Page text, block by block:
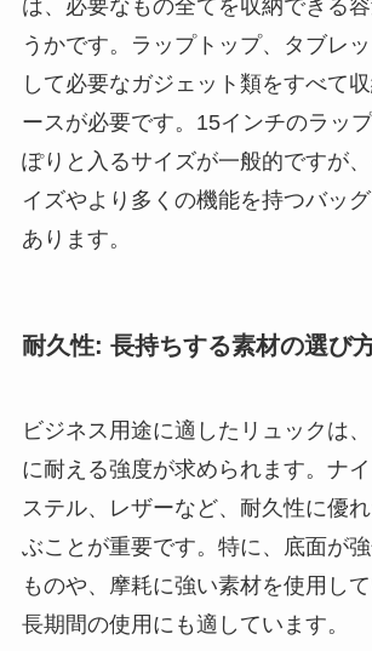
は、必要なもの全てを収納できる
うかです。ラップトップ、タブレ
して必要なガジェット類をすべて
ースが必要です。15インチのラッ
ぽりと入るサイズが一般的ですが
イズやより多くの機能を持つバッ
あります。
耐久性: 長持ちする素材の選び
ビジネス用途に適したリュックは
に耐える強度が求められます。ナ
ステル、レザーなど、耐久性に優
ぶことが重要です。特に、底面が
ものや、摩耗に強い素材を使用して
長期間の使用にも適しています。